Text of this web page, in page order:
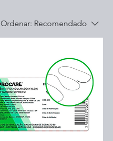
Ordenar: Recomendado